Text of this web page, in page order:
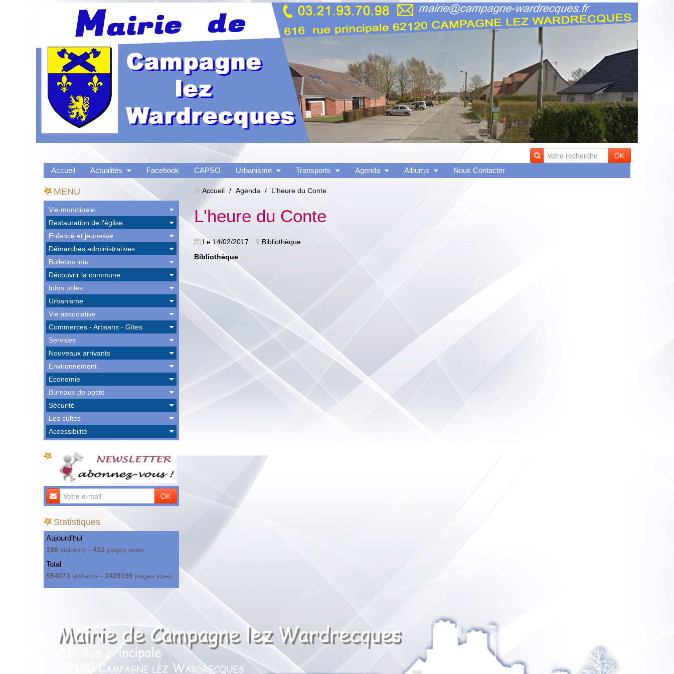
OK
Accueil Actualités Facebook CAPSO Urbanisme Transports Agenda Albums Nous Contacter
MENU
Vie municipale
Restauration de l'église
Enfance et jeunesse
Démarches administratives
Bulletins info
Découvrir la commune
Infos utiles
Urbanisme
Vie associative
Commerces - Artisans - Gîtes
Services
Nouveaux arrivants
Environnement
Economie
Bureaux de poste
Sécurité
Les cultes
Accessibilité
OK
Statistiques
Aujourd'hui
198 visiteurs - 432 pages vues
Total
554073 visiteurs - 2429199 pages vues
Accueil / Agenda / L'heure du Conte
L'heure du Conte
Le 14/02/2017
Bibliothèque
Bibliothèque